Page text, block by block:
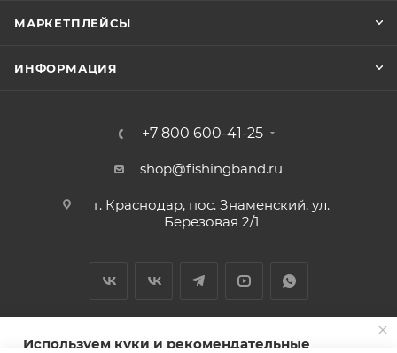
МАРКЕТПЛЕЙСЫ
ИНФОРМАЦИЯ
+7 800 600-41-25
shop@fishingband.ru
г. Краснодар, пос. Знаменский, ул.
Березовая 2/1
Используем куки и рекомендательные